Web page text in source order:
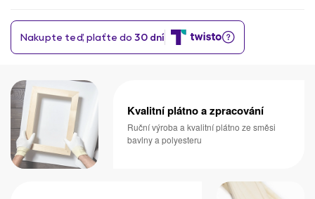
Kvalitní plátno a zpracování
Ruční výroba a kvalitní plátno ze směsi
bavlny a polyesteru